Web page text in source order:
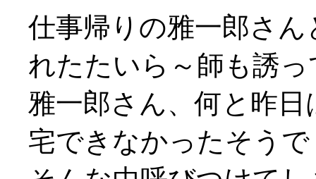
仕事帰りの雅一郎さ
れたたいら～師も誘
雅一郎さん、何と昨
宅できなかったそう